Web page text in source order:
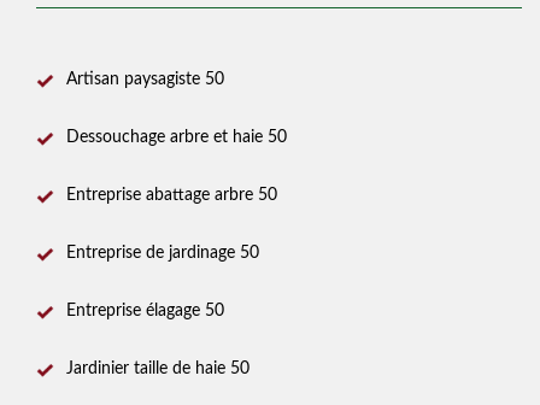
Artisan paysagiste 50
Dessouchage arbre et haie 50
Entreprise abattage arbre 50
Entreprise de jardinage 50
Entreprise élagage 50
Jardinier taille de haie 50